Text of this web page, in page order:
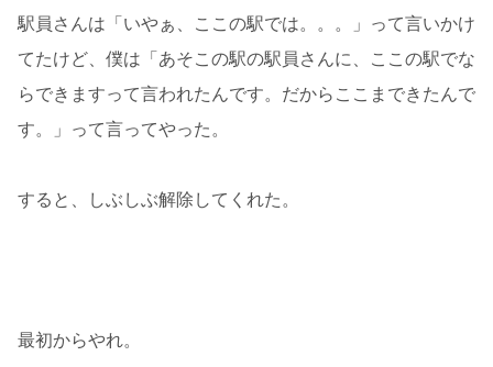
駅員さんは「いやぁ、ここの駅では。。。」って言いかけ
てたけど、僕は「あそこの駅の駅員さんに、ここの駅でな
らできますって言われたんです。だからここまできたんで
す。」って言ってやった。
すると、しぶしぶ解除してくれた。
最初からやれ。